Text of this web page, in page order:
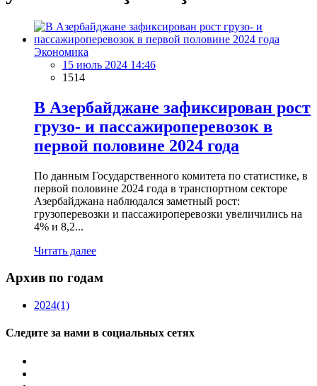
Экономика
15 июль 2024 14:46
1514
В Азербайджане зафиксирован рост
грузо- и пассажироперевозок в
первой половине 2024 года
По данным Государственного комитета по статистике, в
первой половине 2024 года в транспортном секторе
Азербайджана наблюдался заметный рост:
грузоперевозки и пассажироперевозки увеличились на
4% и 8,2...
Читать далее
Архив по годам
2024(1)
Следите за нами в социальных сетях